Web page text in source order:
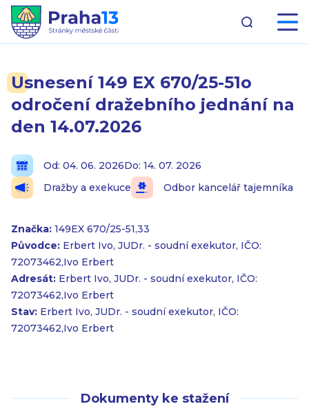
Usnesení 149 EX 670/25-51o
odročení dražebního jednání na
den 14.07.2026
Od: 04. 06. 2026Do: 14. 07. 2026
Dražby a exekuce
Odbor kancelář tajemníka
Značka: 149EX 670/25-51,33
Původce: Erbert Ivo, JUDr. - soudní exekutor, IČO:
72073462,Ivo Erbert
Adresát: Erbert Ivo, JUDr. - soudní exekutor, IČO:
72073462,Ivo Erbert
Stav: Erbert Ivo, JUDr. - soudní exekutor, IČO:
72073462,Ivo Erbert
Dokumenty ke stažení